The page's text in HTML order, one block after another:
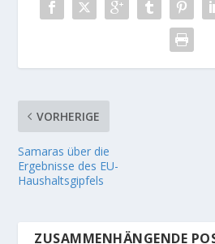
VORHERIGE
Samaras über die
Ergebnisse des EU-
Haushaltsgipfels
ZUSAMMENHÄNGENDE